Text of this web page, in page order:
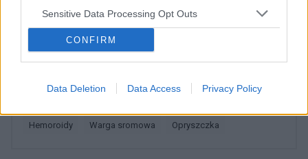
Sensitive Data Processing Opt Outs
CONFIRM
Data Deletion Data Access Privacy Policy
z tym do lekarza
Forum:Infekcje intymne
hemoroidy warga sromowa opryszczka